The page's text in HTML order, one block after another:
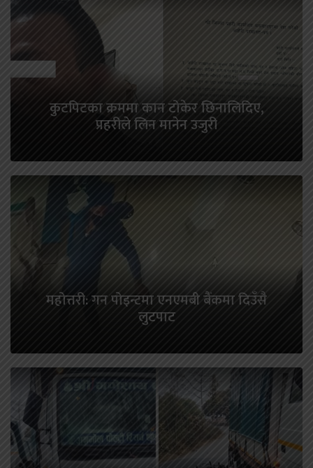
कुटपिटका क्रममा कान टोकेर छिनालिदिए,
प्रहरीले लिन मानेन उजुरी
महोत्तरी: गन पोइन्टमा एनएमबी बैंकमा दिउँसै
लुटपाट